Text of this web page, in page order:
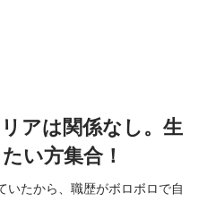
アは関係なし。生
い方集合！
いたから、職歴がボロボロで自